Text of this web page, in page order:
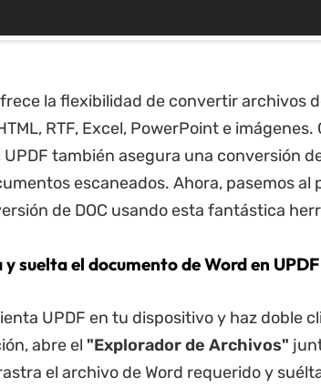
la flexibilidad de convertir archivos
RTF, Excel, PowerPoint e imágenes.
UPDF también asegura una conversión
escaneados. Ahora, pasemos al
de DOC usando esta fantástica
suelta el documento de Word en UPDF
UPDF en tu dispositivo y haz doble
abre el "Explorador de Archivos"
el archivo de Word requerido y